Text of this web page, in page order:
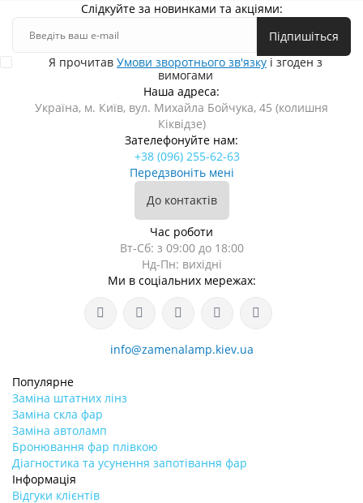
Слідкуйте за новинками та акціями:
Підпишіться
Я прочитав Умови зворотнього зв'язку і згоден з
вимогами
Наша адреса:
Україна, м. Київ, вул. Михайла Бойчука, 45 (колишня
Кіквідзе)
Зателефонуйте нам:
+38 (096) 255-62-63
Передзвоніть мені
До контактів
Час роботи
Вт-Сб: з 09:00 до 18:00
Нд-Пн: вихідні
Ми в соціальних мережах:
info@zamenalamp.kiev.ua
Популярне
Заміна штатних лінз
Заміна скла фар
Заміна автоламп
Бронювання фар плівкою
Діагностика та усунення запотівання фар
Інформація
Відгуки клієнтів